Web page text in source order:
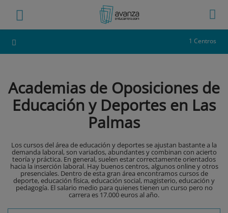
1 Centros
Academias de Oposiciones de
Educación y Deportes en Las
Palmas
Los cursos del área de educación y deportes se ajustan bastante a la
demanda laboral, son variados, abundantes y combinan con acierto
teoría y práctica. En general, suelen estar correctamente orientados
hacia la inserción laboral. Hay buenos centros, algunos online y otros
presenciales. Dentro de esta gran área encontramos cursos de
deporte, educación física, educación social, magisterio, educación y
pedagogía. El salario medio para quienes tienen un curso pero no
carrera es 17.000 euros al año.